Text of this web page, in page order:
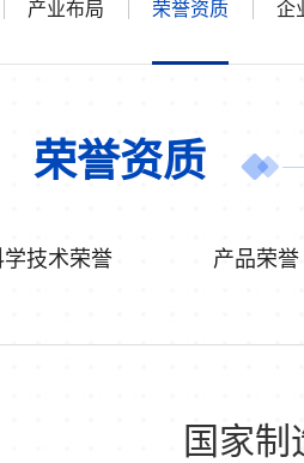
产业布局 荣誉资质 企
荣誉资质
学技术荣誉 产品荣誉
国家制